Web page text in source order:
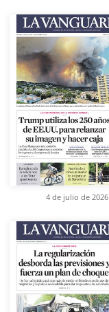
4 de julio de 2026